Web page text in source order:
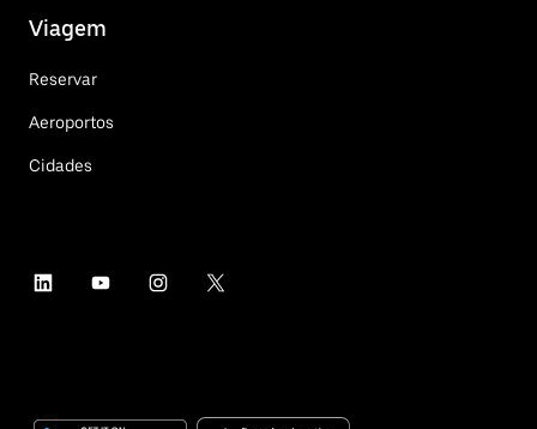
Viagem
Reservar
Aeroportos
Cidades